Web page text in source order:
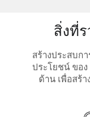
สิ่งที่
สร้างประสบก
ประโยชน์ ขอ
ด้าน เพื่อสร้